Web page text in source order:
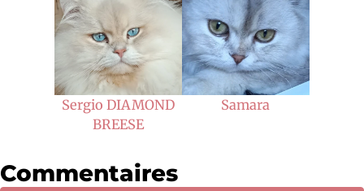
Sergio DIAMOND
BREESE
Samara
Commentaires